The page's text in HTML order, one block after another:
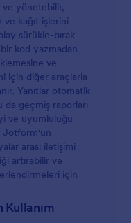
ve yönetebilir,
ve kağıt işlerini
sürükle-bırak
kod yazmadan
ve
için diğer araçlarla
Yanıtlar otomatik
da geçmiş raporları
ve uyumluluğu
Jotform'un
arası iletişimi
artırabilir ve
için
Kullanım